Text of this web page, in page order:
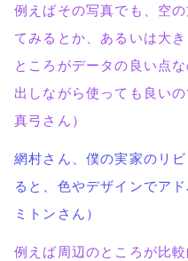
例えばその写真でも、空
てみるとか、あるいは大
ところがデータの良い点
出しながら使っても良い
真弓さん）
網村さん、僕の実家のリ
ると、色やデザインでア
ミトンさん）
例えば周辺のところが比